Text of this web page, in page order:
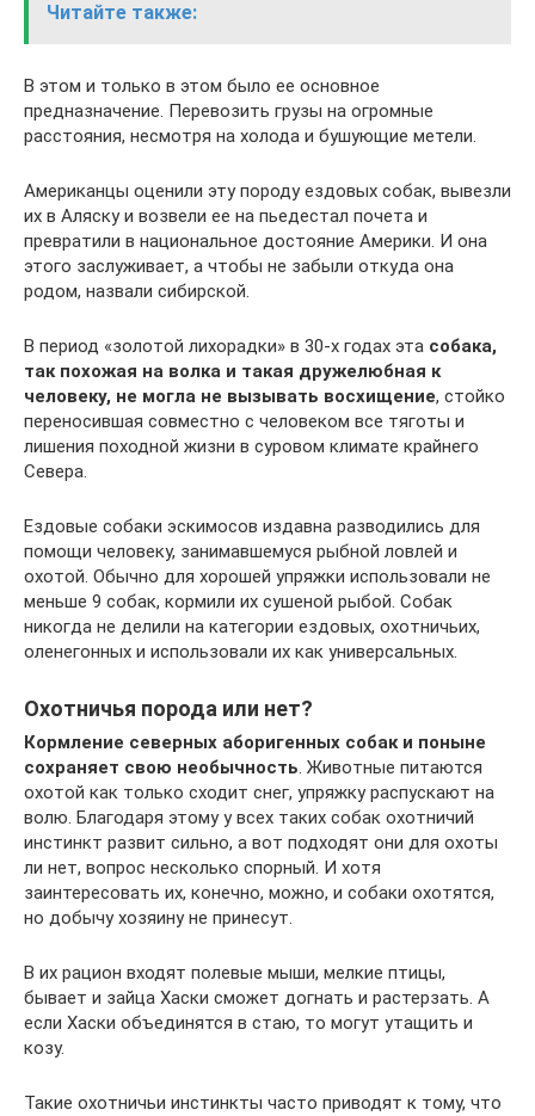
Читайте также:
В этом и только в этом было ее основное
предназначение. Перевозить грузы на огромные
расстояния, несмотря на холода и бушующие метели.
Американцы оценили эту породу ездовых собак, вывезли
их в Аляску и возвели ее на пьедестал почета и
превратили в национальное достояние Америки. И она
этого заслуживает, а чтобы не забыли откуда она
родом, назвали сибирской.
В период «золотой лихорадки» в 30-х годах эта собака,
так похожая на волка и такая дружелюбная к
человеку, не могла не вызывать восхищение, стойко
переносившая совместно с человеком все тяготы и
лишения походной жизни в суровом климате крайнего
Севера.
Ездовые собаки эскимосов издавна разводились для
помощи человеку, занимавшемуся рыбной ловлей и
охотой. Обычно для хорошей упряжки использовали не
меньше 9 собак, кормили их сушеной рыбой. Собак
никогда не делили на категории ездовых, охотничьих,
оленегонных и использовали их как универсальных.
Охотничья порода или нет?
Кормление северных аборигенных собак и поныне
сохраняет свою необычность. Животные питаются
охотой как только сходит снег, упряжку распускают на
волю. Благодаря этому у всех таких собак охотничий
инстинкт развит сильно, а вот подходят они для охоты
ли нет, вопрос несколько спорный. И хотя
заинтересовать их, конечно, можно, и собаки охотятся,
но добычу хозяину не принесут.
В их рацион входят полевые мыши, мелкие птицы,
бывает и зайца Хаски сможет догнать и растерзать. А
если Хаски объединятся в стаю, то могут утащить и
козу.
Такие охотничьи инстинкты часто приводят к тому, что